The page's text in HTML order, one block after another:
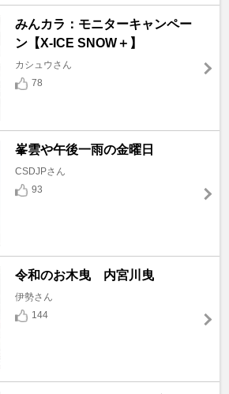
みんカラ：モニターキャンペー
ン【X-ICE SNOW＋】
カシュウさん
78
峯雲や午後一雨の金曜日
CSDJPさん
93
令和のお木曳 内宮川曳
伊勢さん
144